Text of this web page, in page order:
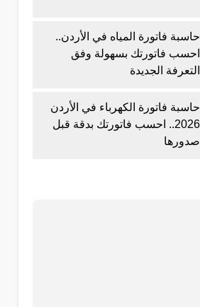
حاسبة فاتورة المياه في الأردن..
احسب فاتورتك بسهولة وفق
التعرفة الجديدة
حاسبة فاتورة الكهرباء في الأردن
2026.. احسب فاتورتك بدقة قبل
صدورها